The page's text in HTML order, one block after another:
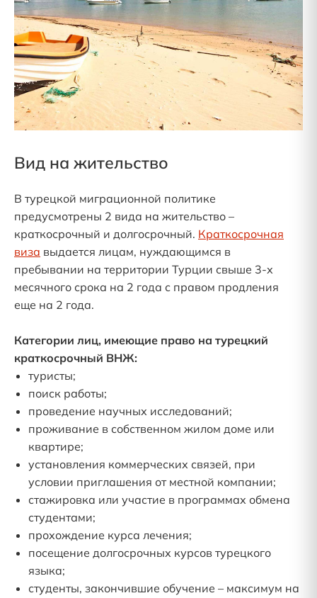
Вид на жительство
В турецкой миграционной политике
предусмотрены 2 вида на жительство –
краткосрочный и долгосрочный. Краткосрочная
виза выдается лицам, нуждающимся в
пребывании на территории Турции свыше 3-х
месячного срока на 2 года с правом продления
еще на 2 года.
Категории лиц, имеющие право на турецкий
краткосрочный ВНЖ:
туристы;
поиск работы;
проведение научных исследований;
проживание в собственном жилом доме или
квартире;
установления коммерческих связей, при
условии приглашения от местной компании;
стажировка или участие в программах обмена
студентами;
прохождение курса лечения;
посещение долгосрочных курсов турецкого
языка;
студенты, закончившие обучение – максимум на